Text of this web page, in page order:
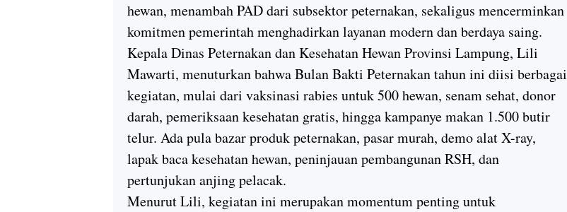
hewan, menambah PAD dari subsektor peternakan, sekaligus mencerminkan
komitmen pemerintah menghadirkan layanan modern dan berdaya saing.
Kepala Dinas Peternakan dan Kesehatan Hewan Provinsi Lampung, Lili
Mawarti, menuturkan bahwa Bulan Bakti Peternakan tahun ini diisi berbagai
kegiatan, mulai dari vaksinasi rabies untuk 500 hewan, senam sehat, donor
darah, pemeriksaan kesehatan gratis, hingga kampanye makan 1.500 butir
telur. Ada pula bazar produk peternakan, pasar murah, demo alat X-ray,
lapak baca kesehatan hewan, peninjauan pembangunan RSH, dan
pertunjukan anjing pelacak.
Menurut Lili, kegiatan ini merupakan momentum penting untuk